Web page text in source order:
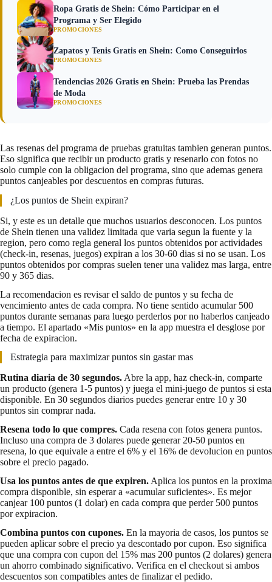
Ropa Gratis de Shein: Cómo Participar en el
Programa y Ser Elegido
PROMOCIONES
Zapatos y Tenis Gratis en Shein: Como Conseguirlos
PROMOCIONES
Tendencias 2026 Gratis en Shein: Prueba las Prendas
de Moda
PROMOCIONES
Las resenas del programa de pruebas gratuitas tambien generan puntos.
Eso significa que recibir un producto gratis y resenarlo con fotos no
solo cumple con la obligacion del programa, sino que ademas genera
puntos canjeables por descuentos en compras futuras.
¿Los puntos de Shein expiran?
Si, y este es un detalle que muchos usuarios desconocen. Los puntos
de Shein tienen una validez limitada que varia segun la fuente y la
region, pero como regla general los puntos obtenidos por actividades
(check-in, resenas, juegos) expiran a los 30-60 dias si no se usan. Los
puntos obtenidos por compras suelen tener una validez mas larga, entre
90 y 365 dias.
La recomendacion es revisar el saldo de puntos y su fecha de
vencimiento antes de cada compra. No tiene sentido acumular 500
puntos durante semanas para luego perderlos por no haberlos canjeado
a tiempo. El apartado «Mis puntos» en la app muestra el desglose por
fecha de expiracion.
Estrategia para maximizar puntos sin gastar mas
Rutina diaria de 30 segundos. Abre la app, haz check-in, comparte
un producto (genera 1-5 puntos) y juega el mini-juego de puntos si esta
disponible. En 30 segundos diarios puedes generar entre 10 y 30
puntos sin comprar nada.
Resena todo lo que compres. Cada resena con fotos genera puntos.
Incluso una compra de 3 dolares puede generar 20-50 puntos en
resena, lo que equivale a entre el 6% y el 16% de devolucion en puntos
sobre el precio pagado.
Usa los puntos antes de que expiren. Aplica los puntos en la proxima
compra disponible, sin esperar a «acumular suficientes». Es mejor
canjear 100 puntos (1 dolar) en cada compra que perder 500 puntos
por expiracion.
Combina puntos con cupones. En la mayoria de casos, los puntos se
pueden aplicar sobre el precio ya descontado por cupon. Eso significa
que una compra con cupon del 15% mas 200 puntos (2 dolares) genera
un ahorro combinado significativo. Verifica en el checkout si ambos
descuentos son compatibles antes de finalizar el pedido.